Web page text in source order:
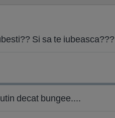
Si sa te iubeasca???
decat bungee....